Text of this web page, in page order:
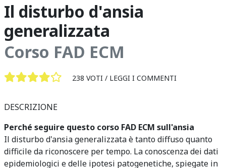
Il disturbo d'ansia
generalizzata
Corso FAD ECM
238 VOTI / LEGGI I COMMENTI
DESCRIZIONE
Perché seguire questo corso FAD ECM sull'ansia
Il disturbo d'ansia generalizzata è tanto diffuso quanto
difficile da riconoscere per tempo. La conoscenza dei dati
epidemiologici e delle ipotesi patogenetiche, spiegate in